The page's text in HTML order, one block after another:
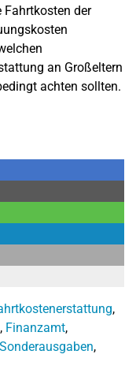
Fahrtkosten der
an Großeltern
achten sollten.
,
, Finanzamt,
Sonderausgaben,